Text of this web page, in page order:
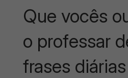
Que vocês
o professar
frases